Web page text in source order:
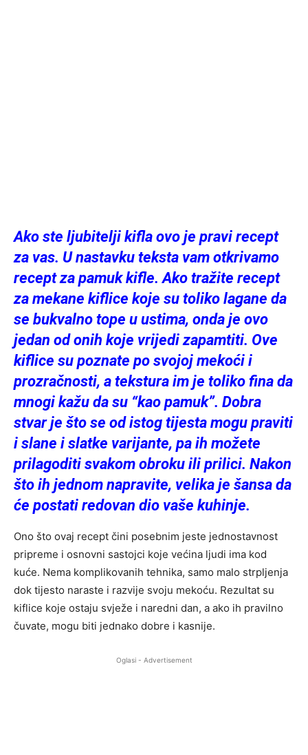
Ako ste ljubitelji kifla ovo je pravi recept
za vas. U nastavku teksta vam otkrivamo
recept za pamuk kifle. Ako tražite recept
za mekane kiflice koje su toliko lagane da
se bukvalno tope u ustima, onda je ovo
jedan od onih koje vrijedi zapamtiti. Ove
kiflice su poznate po svojoj mekoći i
prozračnosti, a tekstura im je toliko fina da
mnogi kažu da su “kao pamuk”. Dobra
stvar je što se od istog tijesta mogu praviti
i slane i slatke varijante, pa ih možete
prilagoditi svakom obroku ili prilici. Nakon
što ih jednom napravite, velika je šansa da
će postati redovan dio vaše kuhinje.
Ono što ovaj recept čini posebnim jeste jednostavnost
pripreme i osnovni sastojci koje većina ljudi ima kod
kuće. Nema komplikovanih tehnika, samo malo strpljenja
dok tijesto naraste i razvije svoju mekoću. Rezultat su
kiflice koje ostaju svježe i naredni dan, a ako ih pravilno
čuvate, mogu biti jednako dobre i kasnije.
Oglasi - Advertisement